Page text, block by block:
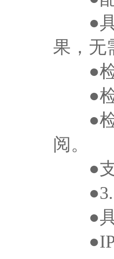
●具
果，无
●检
●检
●检
阅。
●支
●3.5
●具